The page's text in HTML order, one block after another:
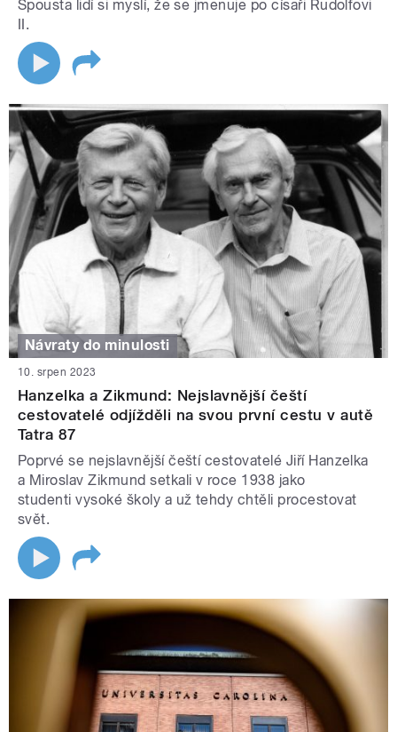
Spousta lidí si myslí, že se jmenuje po císaři Rudolfovi
II.
Návraty do minulosti
10. srpen 2023
Hanzelka a Zikmund: Nejslavnější čeští
cestovatelé odjížděli na svou první cestu v autě
Tatra 87
Poprvé se nejslavnější čeští cestovatelé Jiří Hanzelka
a Miroslav Zikmund setkali v roce 1938 jako
studenti vysoké školy a už tehdy chtěli procestovat
svět.